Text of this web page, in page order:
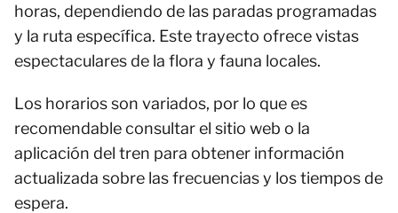
horas, dependiendo de las paradas programadas
y la ruta específica. Este trayecto ofrece vistas
espectaculares de la flora y fauna locales.
Los horarios son variados, por lo que es
recomendable consultar el sitio web o la
aplicación del tren para obtener información
actualizada sobre las frecuencias y los tiempos de
espera.